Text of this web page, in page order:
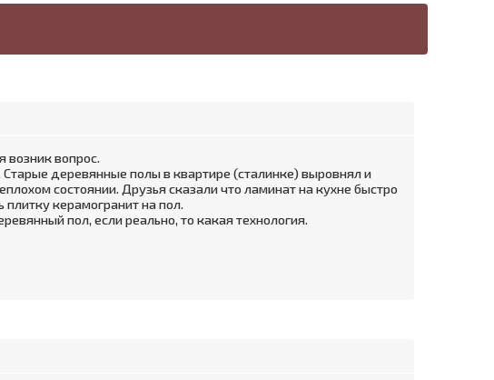
возник вопрос.
деревянные полы в квартире (сталинке) выровнял и
состоянии. Друзья сказали что ламинат на кухне быстро
керамогранит на пол.
пол, если реально, то какая технология.